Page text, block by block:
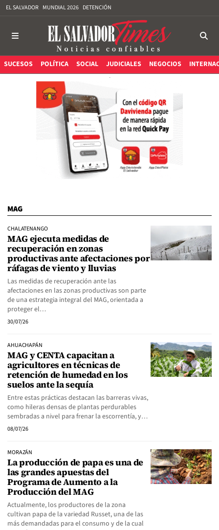
EL SALVADOR MUNDIAL 2026 DETENCIÓN
SUCESOS POLÍTICA SOCIAL JUDICIALES NEGOCIOS
MAG
CHALATENANGO
MAG ejecuta medidas de
recuperación en zonas
productivas ante afectaciones por
ráfagas de viento y lluvias
Las medidas de recuperación ante las
afectaciones en las zonas productivas son parte
de una estrategia integral del MAG, orientada a
proteger el…
30/07/26
AHUACHAPÁN
MAG y CENTA capacitan a
agricultores en técnicas de
retención de humedad en los
suelos ante la sequía
Entre estas prácticas destacan las barreras vivas,
como hileras densas de plantas perdurables
sembradas a nivel para frenar la escorrentía, y…
08/07/26
MORAZÁN
La producción de papa es una de
las grandes apuestas del
Programa de Aumento a la
Producción del MAG
Actualmente, los productores de la zona
cultivan papa de la variedad Russet, una de las
más demandadas para el consumo y de la cual